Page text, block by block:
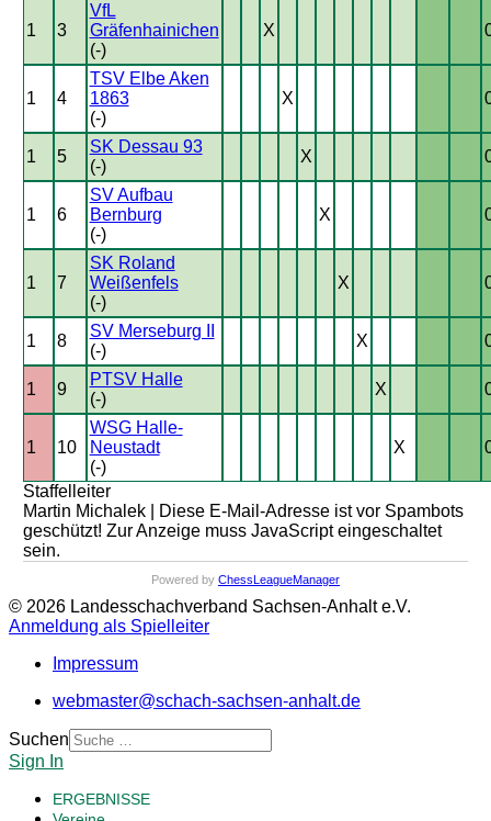
1 3
VfL
Gräfenhainichen
(-)
X
1 4
TSV Elbe Aken
1863
(-)
X
1 5
SK Dessau 93
(-)
X
1 6
SV Aufbau
Bernburg
(-)
X
1 7
SK Roland
Weißenfels
(-)
X
1 8
SV Merseburg II
(-)
X
1 9
PTSV Halle
(-)
X
1 10
WSG Halle-
Neustadt
(-)
X
Staffelleiter
Martin Michalek |
Diese E-Mail-Adresse ist vor Spambots
geschützt! Zur Anzeige muss JavaScript eingeschaltet
sein.
Powered by ChessLeagueManager
© 2026 Landesschachverband Sachsen-Anhalt e.V.
Anmeldung als Spielleiter
Impressum
webmaster@schach-sachsen-anhalt.de
Suchen
Sign In
ERGEBNISSE